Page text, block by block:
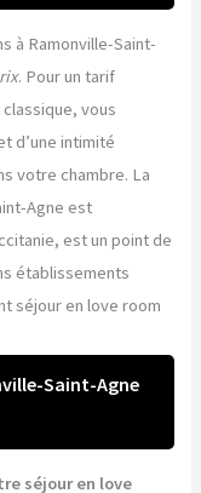
à Ramonville-Saint-
. Pour un tarif
vous
d’une intimité
votre chambre. La
Agne est
est un point de
établissements
séjour en love room
Saint-Agne
séjour en love